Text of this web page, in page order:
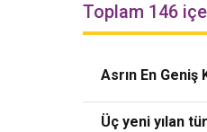
Toplam 146
Asrın En Geniş
Üç yeni yılan